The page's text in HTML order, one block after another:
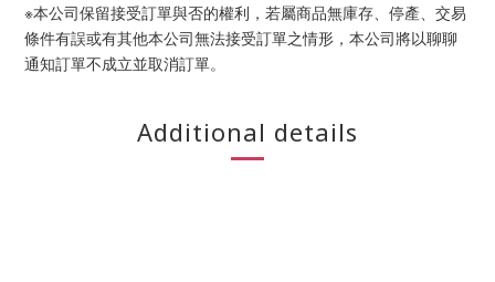
※本公司保留接受訂單與否的權利，若屬商品無庫存、停產、交易
條件有誤或有其他本公司無法接受訂單之情形，本公司將以聊聊
通知訂單不成立並取消訂單。
Additional details